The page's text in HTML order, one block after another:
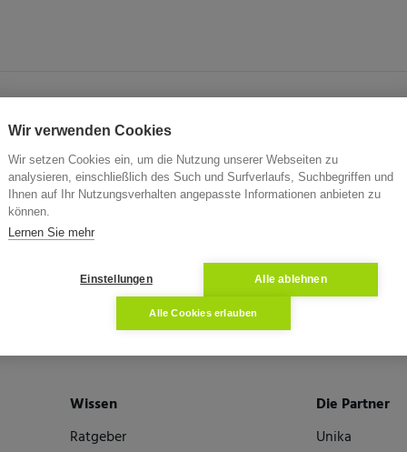
von Immobilien in Aichstetten inklusive
zum Objekt, Verkehrswert und Aktenzeichen.
Zwangsversteigerungen in Aichstetten. Werden Sie
ZVG in Aichstetten
Wissen
Ratgeber
Die Partner
Unika
Wir verwenden Cookies
Wir setzen Cookies ein, um die Nutzung unserer Webseiten zu
analysieren, einschließlich des Such und Surfverlaufs, Suchbegriffen und
Ihnen auf Ihr Nutzungsverhalten angepasste Informationen anbieten zu
können.
Lernen Sie mehr
Einstellungen Alle ablehnen
Alle Cookies erlauben